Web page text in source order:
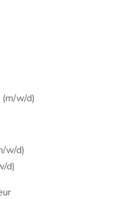
w/d)
w/d)
d)